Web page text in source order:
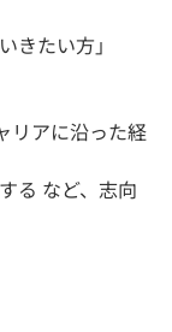
きたい方」
リアに沿った経
る など、志向